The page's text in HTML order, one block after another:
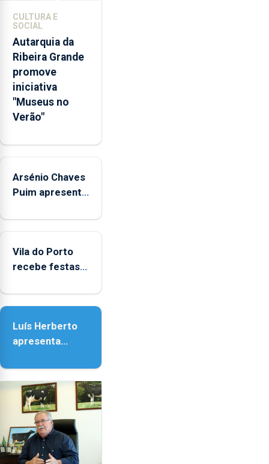
competências
pessoais,
emocionais
e
sociais
junto
das
crianças
CULTURA E
SOCIAL
Autarquia da
Ribeira Grande
promove
iniciativa
"Museus no
Verão"
Arsénio Chaves
Puim apresenta
Biblioteca de
Vila do Porto
recebe festas
Nossa Senhora
Luís Herberto
apresenta
Paisagem’